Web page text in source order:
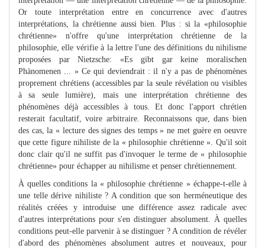
Or toute interprétation entre en concurrence avec d'autres
interprétations, la chrétienne aussi bien. Plus : si la «philosophie
chrétienne» n'offre qu'une interprétation chrétienne de la
philosophie, elle vérifie à la lettre l'une des définitions du nihilisme
proposées par Nietzsche: «Es gibt gar keine moralischen
Phänomenen ... » Ce qui deviendrait : il n'y a pas de phénomènes
proprement chrétiens (accessibles par la seule révélation ou visibles
à sa seule lumière), mais une interprétation chrétienne des
phénomènes déjà accessibles à tous. Et donc l'apport chrétien
resterait facultatif, voire arbitraire. Reconnaissons que, dans bien
des cas, la « lecture des signes des temps » ne met guère en oeuvre
que cette figure nihiliste de la « philosophie chrétienne ». Qu'il soit
donc clair qu'il ne suffit pas d'invoquer le terme de « philosophie
chrétienne» pour échapper au nihilisme et penser chrétiennement.
À quelles conditions la « philosophie chrétienne » échappe-t-elle à
une telle dérive nihiliste ? A condition que son herméneutique des
réalités créées y introduise une différence assez radicale avec
d'autres interprétations pour s'en distinguer absolument. À quelles
conditions peut-elle parvenir à se distinguer ? A condition de révéler
d'abord des phénomènes absolument autres et nouveaux, pour